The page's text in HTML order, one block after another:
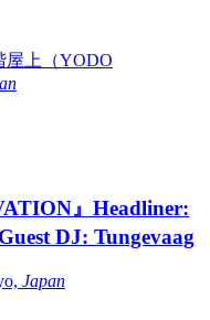
屋上（YODO
』Headliner:
DJ: Tungevaag
Japan